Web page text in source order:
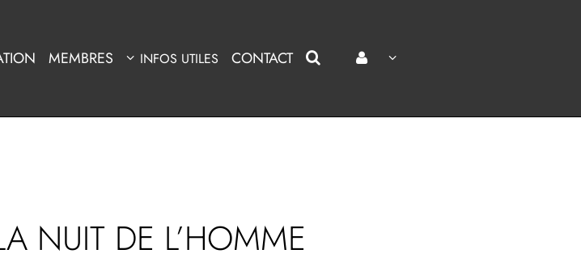
MEMBRES INFOS UTILES CONTACT
NUIT DE L’HOMME